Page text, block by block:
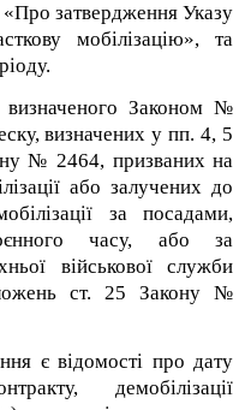
затвердження Указу
мобілізацію», та
визначеного Законом №
визначених у пп. 4, 5
№ 2464, призваних на
або залучених до
за посадами,
часу, або за
військової служби
ст. 25 Закону №
є відомості про дату
демобілізації